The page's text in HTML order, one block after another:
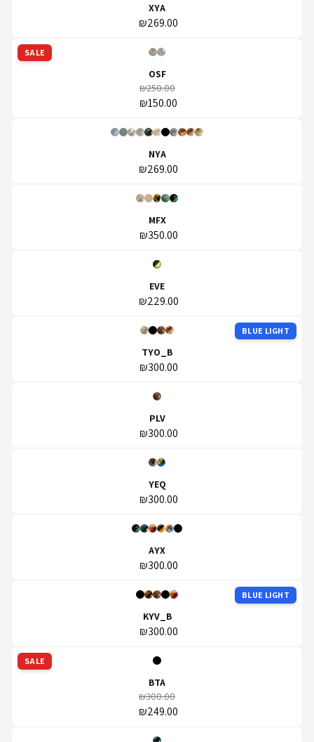
XYA
₪269.00
SALE
OSF
₪250.00
₪150.00
NYA
₪269.00
MFX
₪350.00
EVE
₪229.00
BLUE LIGHT
TYO_B
₪300.00
PLV
₪300.00
YEQ
₪300.00
AYX
₪300.00
BLUE LIGHT
KYV_B
₪300.00
SALE
BTA
₪300.00
₪249.00